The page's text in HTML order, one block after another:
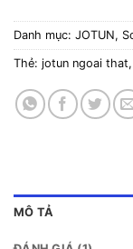
Danh mục: JOTUN,
Thẻ: jotun ngoai that,
MÔ TẢ